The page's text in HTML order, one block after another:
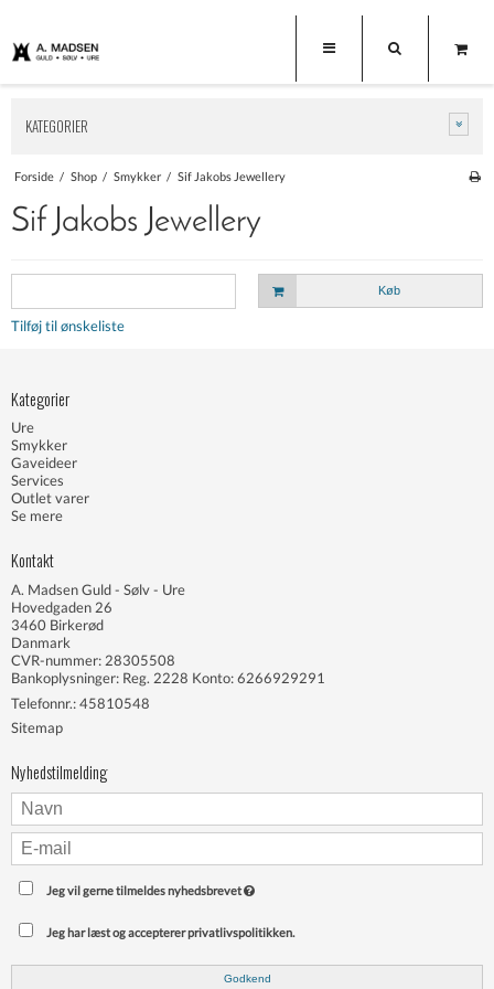
KATEGORIER
Forside / Shop / Smykker / Sif Jakobs Jewellery
Sif Jakobs Jewellery
Køb
Tilføj til ønskeliste
Kategorier
Ure
Smykker
Gaveideer
Services
Outlet varer
Se mere
Kontakt
A. Madsen Guld - Sølv - Ure
Hovedgaden 26
3460 Birkerød
Danmark
CVR-nummer: 28305508
Bankoplysninger: Reg. 2228 Konto: 6266929291
Telefonnr.:45810548
Sitemap
Nyhedstilmelding
Jeg vil gerne tilmeldes nyhedsbrevet
Jeg har læst og accepterer privatlivspolitikken.
Godkend